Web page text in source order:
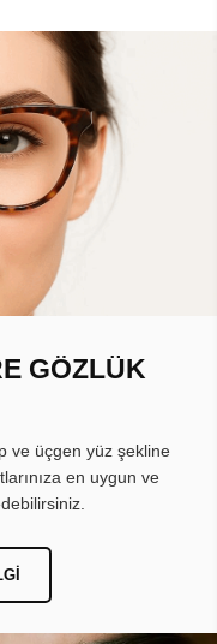
GÖZLÜK
ve üçgen yüz şekline
en uygun ve